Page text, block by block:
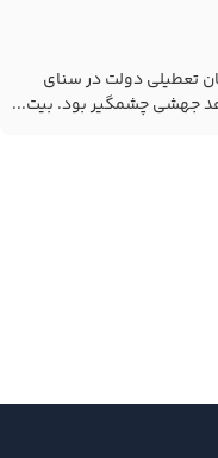
تعطیلی دولت در سنای
شاهد جهشی چشمگیر بود. بیت...